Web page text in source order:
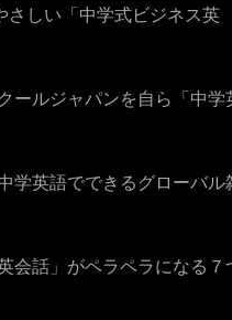
さしい「中学式ビジネス英
ールジャパンを自ら「中学
学英語でできるグローバ
会話」がペラペラになる